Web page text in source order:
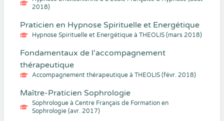
2018)
Praticien en Hypnose Spirituelle et Energétique
Hypnose Spirituelle et Energétique à THEOLIS (mars 2018)
Fondamentaux de l'accompagnement
thérapeutique
Accompagnement thérapeutique à THEOLIS (févr. 2018)
Maître-Praticien Sophrologie
Sophrologue à Centre Français de Formation en
Sophrologie (avr. 2017)